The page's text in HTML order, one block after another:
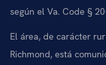
según el Va. Code §
El área, de carácter
Richmond, está